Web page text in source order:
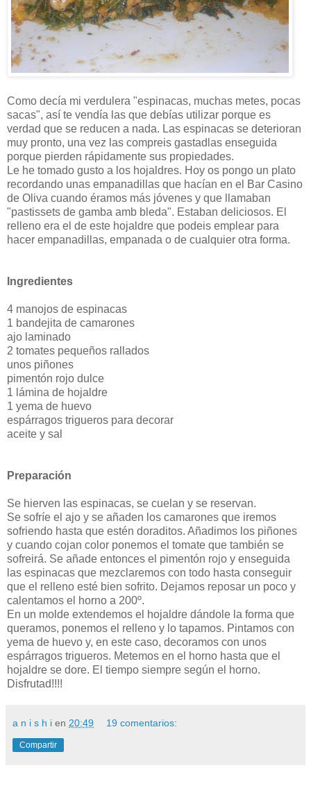
Como decía mi verdulera "espinacas, muchas metes, pocas
sacas", así te vendía las que debías utilizar porque es
verdad que se reducen a nada. Las espinacas se deterioran
muy pronto, una vez las compreis gastadlas enseguida
porque pierden rápidamente sus propiedades.
Le he tomado gusto a los hojaldres. Hoy os pongo un plato
recordando unas empanadillas que hacían en el Bar Casino
de Oliva cuando éramos más jóvenes y que llamaban
"pastissets de gamba amb bleda". Estaban deliciosos. El
relleno era el de este hojaldre que podeis emplear para
hacer empanadillas, empanada o de cualquier otra forma.
Ingredientes
4 manojos de espinacas
1 bandejita de camarones
ajo laminado
2 tomates pequeños rallados
unos piñones
pimentón rojo dulce
1 lámina de hojaldre
1 yema de huevo
espárragos trigueros para decorar
aceite y sal
Preparación
Se hierven las espinacas, se cuelan y se reservan.
Se sofríe el ajo y se añaden los camarones que iremos
sofriendo hasta que estén doraditos. Añadimos los piñones
y cuando cojan color ponemos el tomate que también se
sofreirá. Se añade entonces el pimentón rojo y enseguida
las espinacas que mezclaremos con todo hasta conseguir
que el relleno esté bien sofrito. Dejamos reposar un poco y
calentamos el horno a 200º.
En un molde extendemos el hojaldre dándole la forma que
queramos, ponemos el relleno y lo tapamos. Pintamos con
yema de huevo y, en este caso, decoramos con unos
espárragos trigueros. Metemos en el horno hasta que el
hojaldre se dore. El tiempo siempre según el horno.
Disfrutad!!!!
a n i s h i en 20:49 19 comentarios:
Compartir